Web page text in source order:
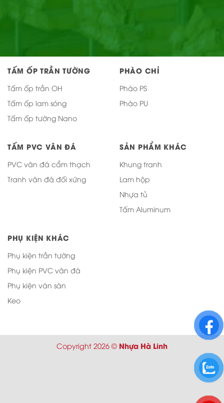
TẤM ỐP TRẦN TƯỜNG
Tấm ốp trần OH
Tấm ốp lam sóng
Tấm ốp tường Nano
PHÀO CHỈ
Phào PS
Phào PU
TẤM PVC VÂN ĐÁ
PVC vân đá cẩm thạch
Tranh vân đá đối xứng
SẢN PHẨM KHÁC
Khung tranh
Lam hộp
Nhựa tủ
Tấm Aluminum
PHỤ KIỆN KHÁC
Phụ kiện trần tường
Phụ kiện PVC vân đá
Phụ kiện ván sàn
Keo
Copyright 2026 © Nhựa Hà Linh